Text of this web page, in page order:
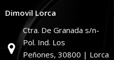
Dimovil Lorca
Ctra. De Granada s/n-
Pol. Ind. Los
Peñones, 30800 | Lorca